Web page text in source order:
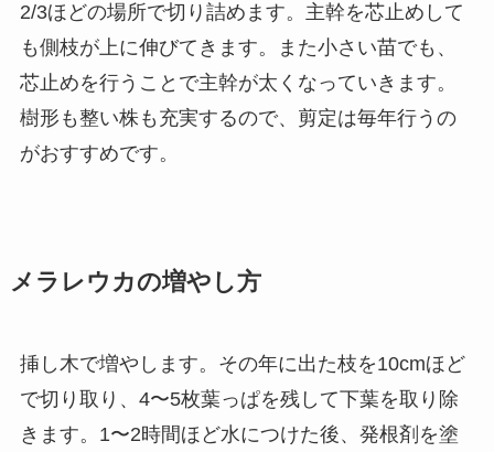
2/3ほどの場所で切り詰めます。主幹を芯止めして
も側枝が上に伸びてきます。また小さい苗でも、
芯止めを行うことで主幹が太くなっていきます。
樹形も整い株も充実するので、剪定は毎年行うの
がおすすめです。
メラレウカの増やし方
挿し木で増やします。その年に出た枝を10cmほど
で切り取り、4〜5枚葉っぱを残して下葉を取り除
きます。1〜2時間ほど水につけた後、発根剤を塗